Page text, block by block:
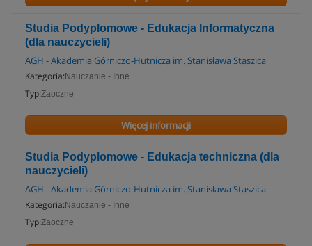
Studia Podyplomowe - Edukacja Informatyczna
(dla nauczycieli)
AGH - Akademia Górniczo-Hutnicza im. Stanisława Staszica
Kategoria: Nauczanie - Inne
Typ:Zaoczne
Więcej informacji
Studia Podyplomowe - Edukacja techniczna (dla
nauczycieli)
AGH - Akademia Górniczo-Hutnicza im. Stanisława Staszica
Kategoria: Nauczanie - Inne
Typ:Zaoczne